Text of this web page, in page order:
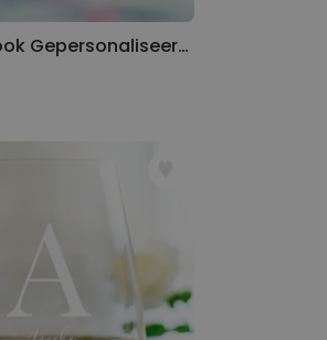
Polaroid-look Gepersonaliseerde Geurhanger set van 2